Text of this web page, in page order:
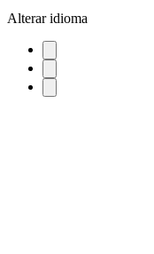
Alterar idioma